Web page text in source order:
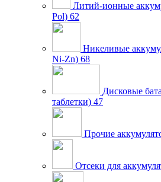
Литий-ионные
Pol) 62
Никеливые
Ni-Zn) 68
Дисковые
таблетки) 47
Прочие
Отсеки для